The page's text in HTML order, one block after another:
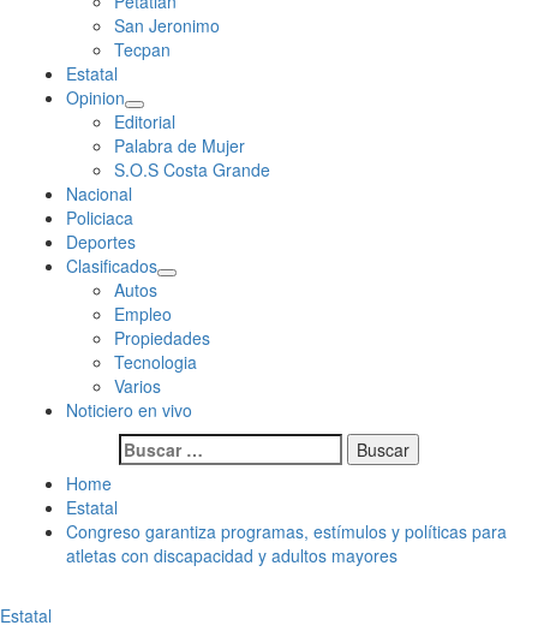
San Jeronimo
Tecpan
Estatal
Opinion
Editorial
Palabra de Mujer
S.O.S Costa Grande
Nacional
Policiaca
Deportes
Clasificados
Autos
Empleo
Propiedades
Tecnologia
Varios
Noticiero en vivo
Buscar:
Home
Estatal
Congreso garantiza programas, estímulos y políticas para
atletas con discapacidad y adultos mayores
Estatal